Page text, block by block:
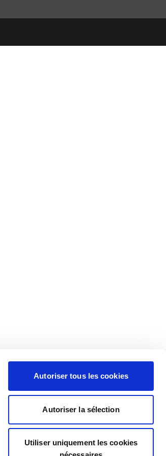
Autoriser tous les cookies
Autoriser la sélection
Utiliser uniquement les cookies